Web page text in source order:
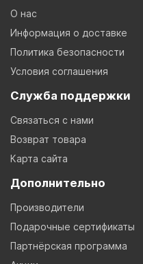
О нас
Информация о доставке
Политика безопасности
Условия соглашения
Служба поддержки
Связаться с нами
Возврат товара
Карта сайта
Дополнительно
Производители
Подарочные сертификаты
Партнёрская программа